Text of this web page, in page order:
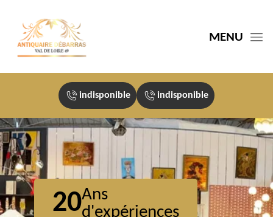
MENU
indisponible indisponible
20Ans
d'expériences